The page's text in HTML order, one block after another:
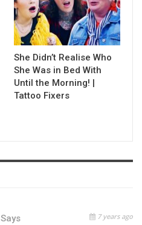
She Didn’t Realise Who
She Was in Bed With
Until the Morning! |
Tattoo Fixers
Says 7 years ago